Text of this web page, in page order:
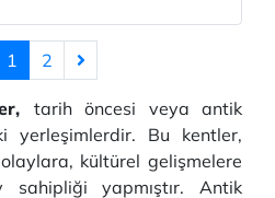
1 2
tarih öncesi veya antik
yerleşimlerdir. Bu kentler,
kültürel gelişmelere
yapmıştır. Antik